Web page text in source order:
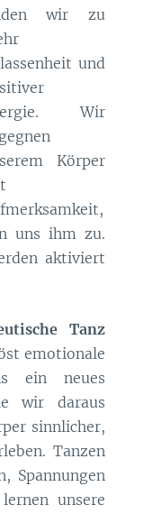
wir zu
und
Wir
Körper
uns ihm zu.
aktiviert
Tanz
emotionale
ein neues
wir daraus
sinnlicher,
Tanzen
Spannungen
unsere